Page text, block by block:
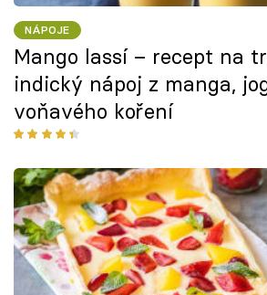
NÁPOJE
Mango lassí – recept na
indický nápoj z manga,
voňavého koření